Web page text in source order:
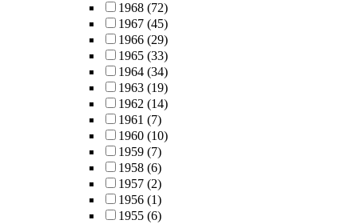
1968 (72)
1967 (45)
1966 (29)
1965 (33)
1964 (34)
1963 (19)
1962 (14)
1961 (7)
1960 (10)
1959 (7)
1958 (6)
1957 (2)
1956 (1)
1955 (6)